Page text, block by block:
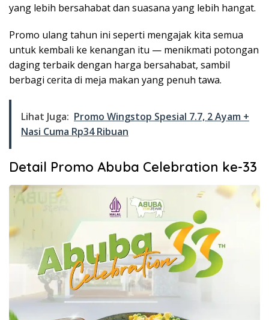
yang lebih bersahabat dan suasana yang lebih hangat.
Promo ulang tahun ini seperti mengajak kita semua
untuk kembali ke kenangan itu — menikmati potongan
daging terbaik dengan harga bersahabat, sambil
berbagi cerita di meja makan yang penuh tawa.
Lihat Juga: Promo Wingstop Spesial 7.7, 2 Ayam +
Nasi Cuma Rp34 Ribuan
Detail Promo Abuba Celebration ke-33